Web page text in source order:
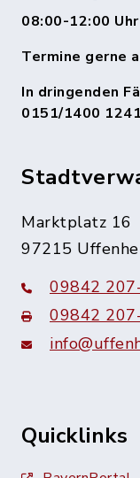
08:00-12:00 Uhr
Termine gerne
In dringenden
0151/1400 1241
Marktplatz 16
97215
09842
09842
Quicklinks